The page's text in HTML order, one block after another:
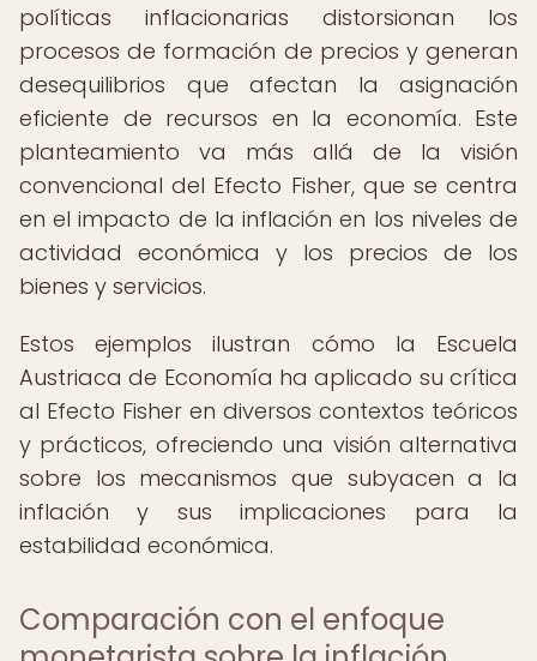
políticas inflacionarias distorsionan los
procesos de formación de precios y generan
desequilibrios que afectan la asignación
eficiente de recursos en la economía. Este
planteamiento va más allá de la visión
convencional del Efecto Fisher, que se centra
en el impacto de la inflación en los niveles de
actividad económica y los precios de los
bienes y servicios.
Estos ejemplos ilustran cómo la Escuela
Austriaca de Economía ha aplicado su crítica
al Efecto Fisher en diversos contextos teóricos
y prácticos, ofreciendo una visión alternativa
sobre los mecanismos que subyacen a la
inflación y sus implicaciones para la
estabilidad económica.
Comparación con el enfoque